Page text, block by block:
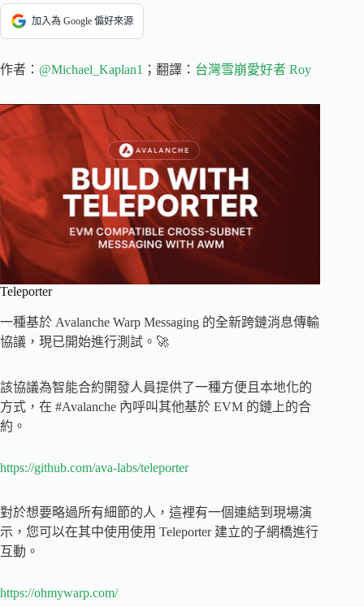
加入為 Google 偏好來源
作者： @Michael_Kaplan1 ；翻譯： 台灣雪崩愛好者 Roy
Teleporter
一種基於 Avalanche Warp Messaging 的全新跨鏈消息傳輸
協議，現已開始進行測試。🚀
該協議為智能合約開發人員提供了一種方便且本地化的
方式，在 #Avalanche 內呼叫其他基於 EVM 的鏈上的合
約。
https://github.com/ava-labs/teleporter
對於想要略過所有細節的人，這裡有一個連結到現場演
示，您可以在其中使用使用 Teleporter 建立的子網橋進行
互動。
https://ohmywarp.com/